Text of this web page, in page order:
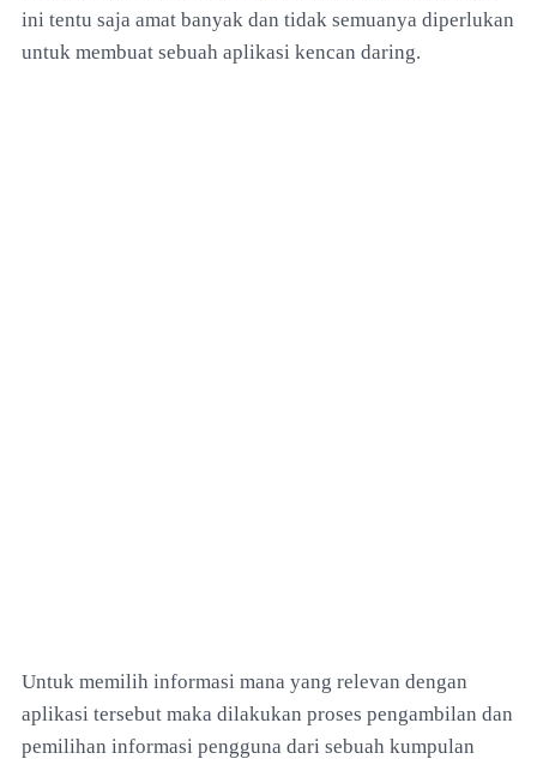
ini tentu saja amat banyak dan tidak semuanya diperlukan
untuk membuat sebuah aplikasi kencan daring.
Untuk memilih informasi mana yang relevan dengan
aplikasi tersebut maka dilakukan proses pengambilan dan
pemilihan informasi pengguna dari sebuah kumpulan